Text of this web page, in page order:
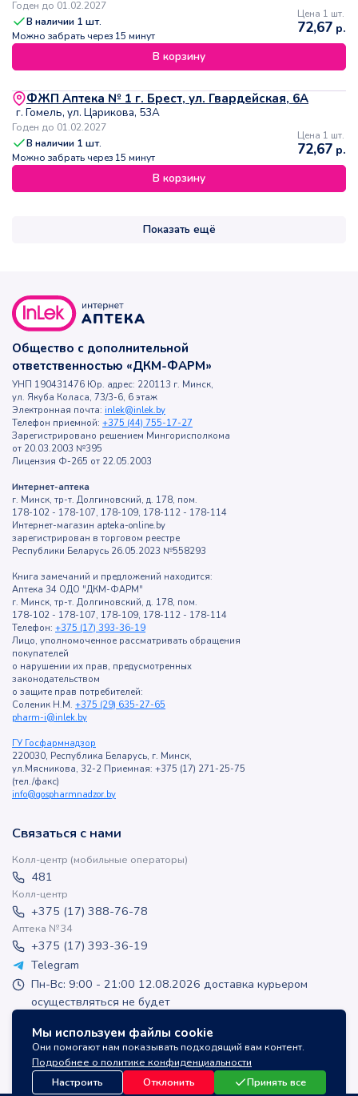
Годен до 01.02.2027
В наличии 1 шт.
Можно забрать через 15 минут
Цена 1 шт.
72,67 р.
В корзину
ФЖП Аптека № 1 г. Брест, ул. Гвардейская, 6А
г. Гомель, ул. Царикова, 53А
Годен до 01.02.2027
В наличии 1 шт.
Можно забрать через 15 минут
Цена 1 шт.
72,67 р.
В корзину
Показать ещё
Мы используем файлы cookie
Они помогают нам показывать подходящий вам контент.
Подробнее о политике конфиденциальности
Настроить
Отклонить Принять все
Общество с дополнительной
ответственностью «ДКМ-ФАРМ»
УНП 190431476 Юр. адрес: 220113 г. Минск,
ул. Якуба Коласа, 73/3-6, 6 этаж
Электронная почта: inlek@inlek.by
Телефон приемной: +375 (44) 755-17-27
Зарегистрировано решением Мингорисполкома
от 20.03.2003 №395
Лицензия Ф-265 от 22.05.2003
Интернет-аптека
г. Минск, тр-т. Долгиновский, д. 178, пом.
178-102 - 178-107, 178-109, 178-112 - 178-114
Интернет-магазин apteka-online.by
зарегистрирован в торговом реестре
Республики Беларусь 26.05.2023 №558293
Книга замечаний и предложений находится:
Аптека 34 ОДО "ДКМ-ФАРМ"
г. Минск, тр-т. Долгиновский, д. 178, пом.
178-102 - 178-107, 178-109, 178-112 - 178-114
Телефон: +375 (17) 393-36-19
Лицо, уполномоченное рассматривать обращения
покупателей
о нарушении их прав, предусмотренных
законодательством
о защите прав потребителей:
Соленик Н.М. +375 (29) 635-27-65
pharm-i@inlek.by
ГУ Госфармнадзор
220030, Республика Беларусь, г. Минск,
ул.Мясникова, 32-2 Приемная: +375 (17) 271-25-75
(тел./факс)
info@gospharmnadzor.by
Связаться с нами
Колл-центр (мобильные операторы)
481
Колл-центр
+375 (17) 388-76-78
Аптека №34
+375 (17) 393-36-19
Telegram
Пн-Вс: 9:00 - 21:00 12.08.2026 доставка курьером
осуществляться не будет
inlek_apteka
inlek_apteka